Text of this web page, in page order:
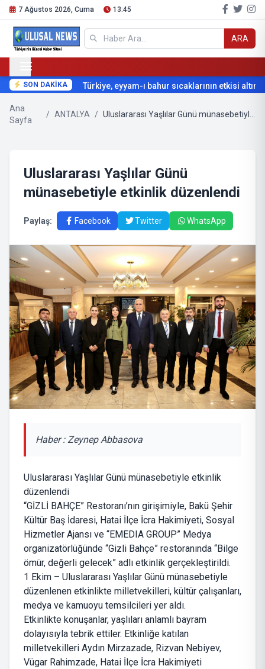
7 Ağustos 2026, Cuma 13:45
ARA
SON DAKİKA Türkiye, eyyam-ı bahur sıcaklarının etkisi altına
Ana
Sayfa
/ ANTALYA /
Uluslararası Yaşlılar Günü
münasebetiyle etkinlik düzenlendi
Paylaş: Facebook Twitter WhatsApp
Haber : Zeynep Abbasova
Uluslararası Yaşlılar Günü münasebetiyle etkinlik
düzenlendi
“GİZLİ BAHÇE” Restoranı’nın girişimiyle, Bakü Şehir
Kültür Baş İdaresi, Hatai İlçe İcra Hakimiyeti, Sosyal
Hizmetler Ajansı ve “EMEDIA GROUP” Medya
organizatörlüğünde “Gizli Bahçe” restoranında “Bilge
ömür, değerli gelecek” adlı etkinlik gerçekleştirildi.
1 Ekim – Uluslararası Yaşlılar Günü münasebetiyle
düzenlenen etkinlikte milletvekilleri, kültür çalışanları,
medya ve kamuoyu temsilcileri yer aldı.
Etkinlikte konuşanlar, yaşlıları anlamlı bayram
dolayısıyla tebrik ettiler. Etkinliğe katılan
milletvekilleri Aydın Mirzazade, Rizvan Nebiyev,
Vügar Rahimzade, Hatai İlçe İcra Hakimiyeti